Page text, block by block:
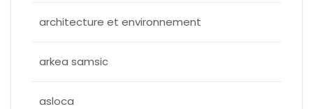
architecture et environnement
arkea samsic
asloca